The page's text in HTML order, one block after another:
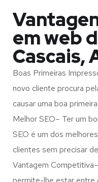
em web
Cascais,
Boas Primeiras
novo cliente procura
causar uma boa
Melhor SEO– Ter um
SEO é um dos
clientes sem precisar
Vantagem